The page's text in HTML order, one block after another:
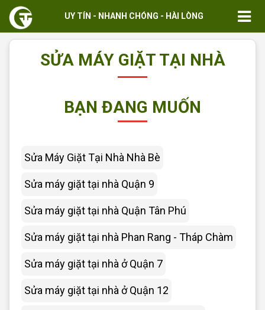
UY TÍN - NHANH CHÓNG - HÀI LÒNG
SỬA MÁY GIẶT TẠI NHÀ
BẠN ĐANG MUỐN
Sửa Máy Giặt Tại Nhà Nhà Bè
Sửa máy giặt tại nhà Quận 9
Sửa máy giặt tại nhà Quận Tân Phú
Sửa máy giặt tại nhà Phan Rang - Tháp Chàm
Sửa máy giặt tại nhà ở Quận 7
Sửa máy giặt tại nhà ở Quận 12